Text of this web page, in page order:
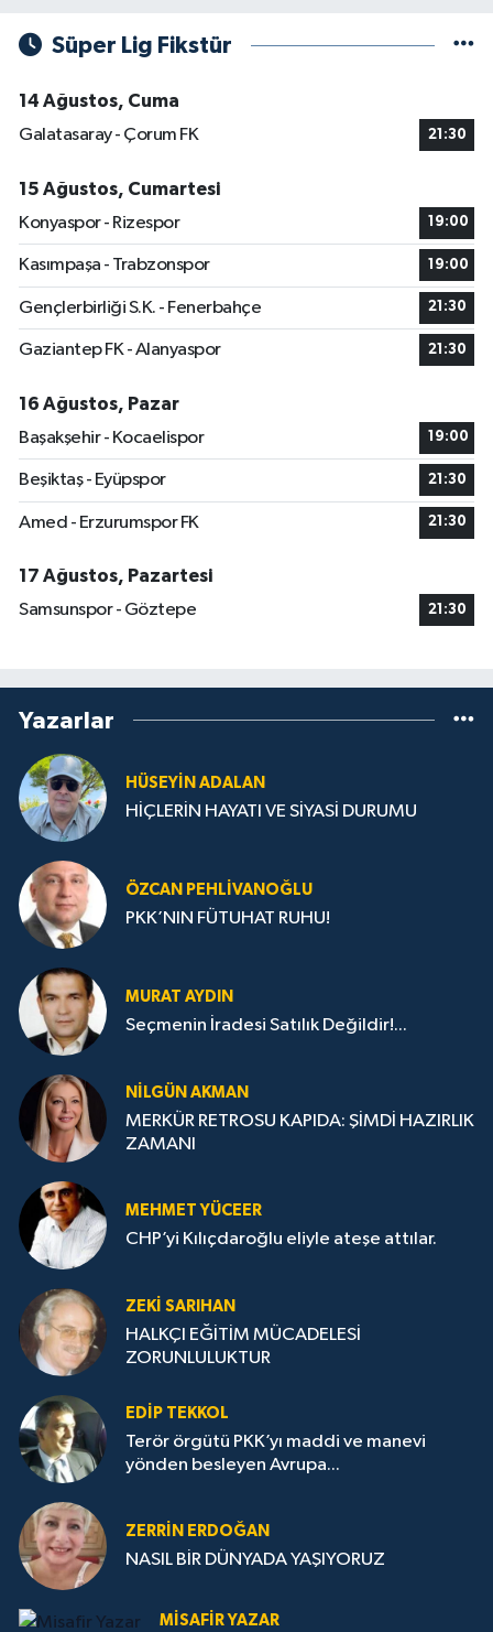
Süper Lig Fikstür
14 Ağustos, Cuma
Galatasaray - Çorum FK
21:30
15 Ağustos, Cumartesi
Konyaspor - Rizespor
19:00
Kasımpaşa - Trabzonspor 19:00
Gençlerbirliği S.K. - Fenerbahçe 21:30
Gaziantep FK - Alanyaspor 21:30
16 Ağustos, Pazar
Başakşehir - Kocaelispor
19:00
Beşiktaş - Eyüpspor 21:30
Amed - Erzurumspor FK 21:30
17 Ağustos, Pazartesi
Samsunspor - Göztepe
21:30
Yazarlar
HÜSEYIN ADALAN
HİÇLERİN HAYATI VE SİYASİ DURUMU
ÖZCAN PEHLIVANOĞLU
PKK’NIN FÜTUHAT RUHU!
MURAT AYDIN
Seçmenin İradesi Satılık Değildir!...
NILGÜN AKMAN
MERKÜR RETROSU KAPIDA: ŞİMDİ HAZIRLIK
ZAMANI
MEHMET YÜCEER
CHP’yi Kılıçdaroğlu eliyle ateşe attılar.
ZEKI SARIHAN
HALKÇI EĞİTİM MÜCADELESİ
ZORUNLULUKTUR
EDIP TEKKOL
Terör örgütü PKK’yı maddi ve manevi
yönden besleyen Avrupa...
ZERRIN ERDOĞAN
NASIL BİR DÜNYADA YAŞIYORUZ
MISAFIR YAZAR